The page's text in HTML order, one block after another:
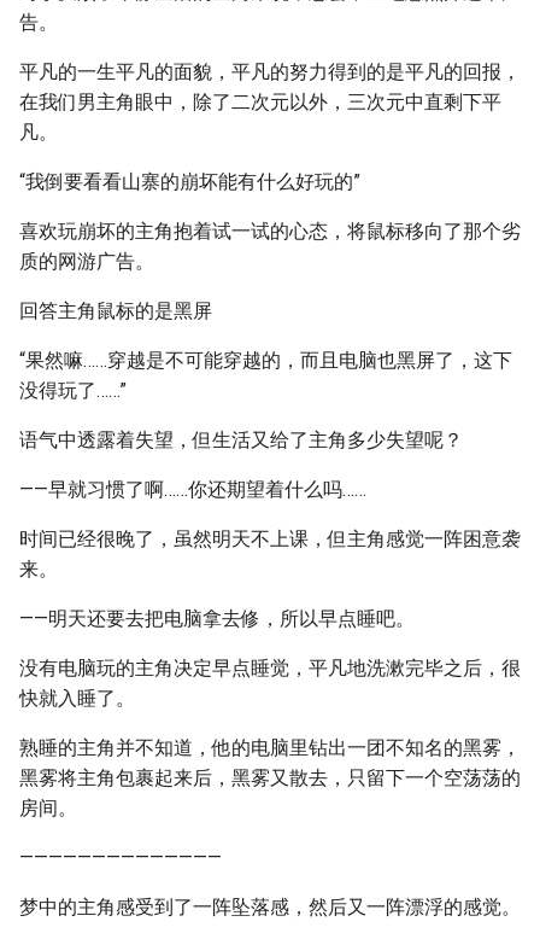
告。
平凡的一生平凡的面貌，平凡的努力得到的是平凡的回报，
在我们男主角眼中，除了二次元以外，三次元中直剩下平
凡。
“我倒要看看山寨的崩坏能有什么好玩的”
喜欢玩崩坏的主角抱着试一试的心态，将鼠标移向了那个劣
质的网游广告。
回答主角鼠标的是黑屏
“果然嘛……穿越是不可能穿越的，而且电脑也黑屏了，这下
没得玩了……”
语气中透露着失望，但生活又给了主角多少失望呢？
——早就习惯了啊……你还期望着什么吗……
时间已经很晚了，虽然明天不上课，但主角感觉一阵困意袭
来。
——明天还要去把电脑拿去修，所以早点睡吧。
没有电脑玩的主角决定早点睡觉，平凡地洗漱完毕之后，很
快就入睡了。
熟睡的主角并不知道，他的电脑里钻出一团不知名的黑雾，
黑雾将主角包裹起来后，黑雾又散去，只留下一个空荡荡的
房间。
——————————————
梦中的主角感受到了一阵坠落感，然后又一阵漂浮的感觉。